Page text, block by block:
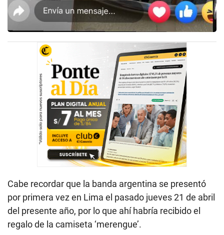
Cabe recordar que la banda argentina se presentó
por primera vez en Lima el pasado jueves 21 de abril
del presente año, por lo que ahí habría recibido el
regalo de la camiseta ‘merengue’.